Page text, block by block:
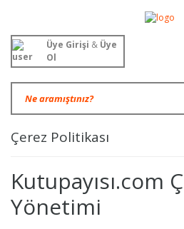
Üye Girişi &Üye
Ol
Çerez Politikası
Kutupayısı.com
Yönetimi